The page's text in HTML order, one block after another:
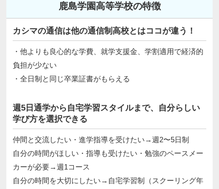
鹿島学園高等学校の特徴
カシマの通信は他の通信制高校とはココが違う！
・他よりも良心的な学費、就学支援金、学割適用で経済的
負担が少ない
・全日制と同じ卒業証書がもらえる
週5日通学から自宅学習スタイルまで、自分らしい
学び方を選択できる
仲間と交流したい・進学指導を受けたい→週2〜5日制
自分の時間がほしい・指導も受けたい・勉強のペースメー
カーが必要→週1コース
自分の時間を大切にしたい→自宅学習制（スクーリング年